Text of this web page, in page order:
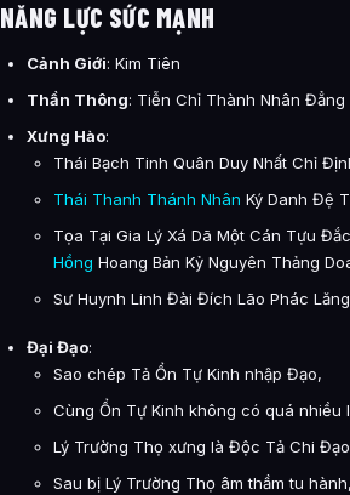
NĂNG LỰC SỨC MẠNH
Cảnh Giới: Kim Tiên
Thần Thông: Tiễn Chỉ Thành Nhân Đẳng
Xưng Hào:
Thái Bạch Tinh Quân Duy Nhất Chỉ
Thái Thanh Thánh Nhân Ký Danh Đệ
Tọa Tại Gia Lý Xá Dã Một Cán Tựu
Hồng Hoang Bản Kỷ Nguyên Thảng
Sư Huynh Linh Đài Đích Lão Phác
Đại Đạo:
Sao chép Tả Ổn Tự Kinh nhập Đạo,
Cùng Ổn Tự Kinh không có quá nhiều
Lý Trường Thọ xưng là Độc Tả Chi
Sau bị Lý Trường Thọ âm thầm tu